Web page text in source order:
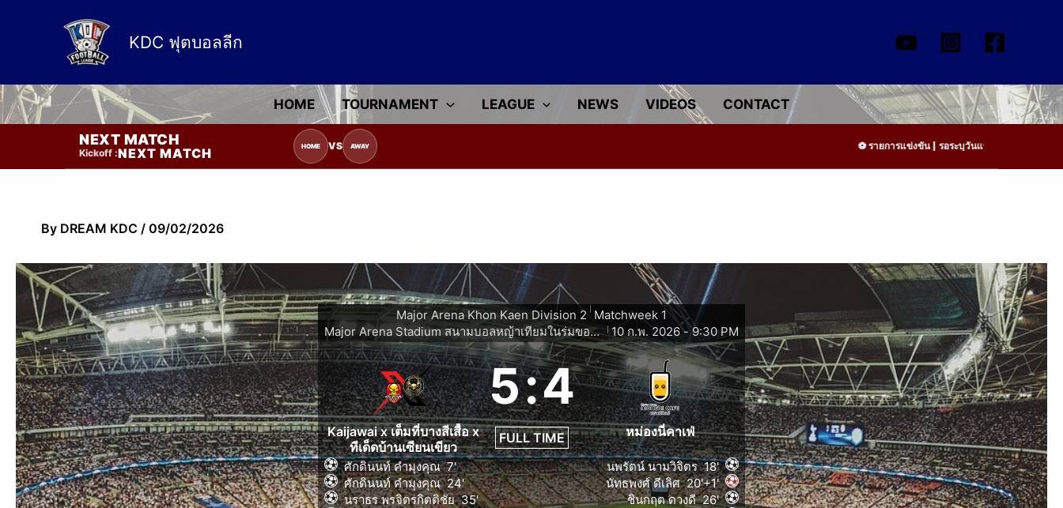
KDC ฟุตบอลลีก
HOME TOURNAMENT LEAGUE NEWS VIDEOS CONTACT
NEXT MATCH
Kickoff :NEXT MATCH HOME VS AWAY
รายการแข่งขัน | รอระบุวันแข่งขัน | รอข้อมูลทีมแข่งขัน รายการแข่งขัน | รอระบุวันแข่งขัน | รอข้อมูลทีมแ
By DREAM KDC / 09/02/2026
Major Arena Khon Kaen Division 2 Matchweek 1
Major Arena Stadium สนามบอลหญ้าเทียมในร่มขอนแก่น
10 ก.พ. 2026 - 9:30 PM
Kaijawai x เต็มที่บางสีเสื้อ x
ทีเด็ดบ้านเซียนเขียว
5:4
FULL TIME หม่องนี่คาเฟ่
ศักดินนท์ คำมุงคุณ 7'
ศักดินนท์ คำมุงคุณ 24'
นราธร พรจิตรกิตติชัย 35'
นพรัตน์ นามวิจิตร 18'
นัทธพงศ์ ดีเลิศ 20'+1'
ชินกฤต ดวงดี 26'